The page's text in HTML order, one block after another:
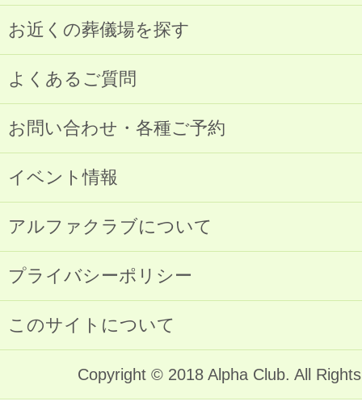
お近くの葬儀場を探す
よくあるご質問
お問い合わせ・各種ご予約
イベント情報
アルファクラブについて
プライバシーポリシー
このサイトについて
Copyright © 2018 Alpha Club. All